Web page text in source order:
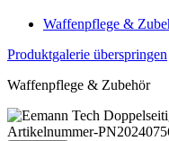
Waffenpflege &
Produktgalerie überspringen
Waffenpflege & Zubehör